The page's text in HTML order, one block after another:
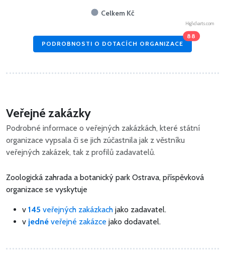
Celkem Kč
Highcharts.com
PODROBNOSTI O DOTACÍCH ORGANIZACE
88
Veřejné zakázky
Podrobné informace o veřejných zakázkách, které státní
organizace vypsala či se jich zúčastnila jak z věstníku
veřejných zakázek, tak z profilů zadavatelů.
Zoologická zahrada a botanický park Ostrava, příspěvková
organizace se vyskytuje
v 145 veřejných zakázkach jako zadavatel.
v jedné veřejné zakázce jako dodavatel.